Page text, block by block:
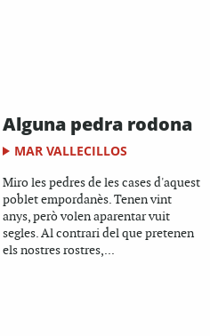
Alguna pedra rodona
MAR VALLECILLOS
Miro les pedres de les cases d'aquest
poblet empordanès. Tenen vint
anys, però volen aparentar vuit
segles. Al contrari del que pretenen
els nostres rostres,...